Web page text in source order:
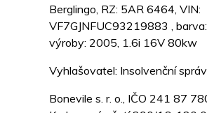
Berglingo, RZ: 5AR 6464, VIN:
VF7GJNFUC93219883 ,
výroby: 2005, 1.6i 16V 80kw
Vyhlašovatel: Insolvenční
Bonevile s. r. o., IČO 241 87